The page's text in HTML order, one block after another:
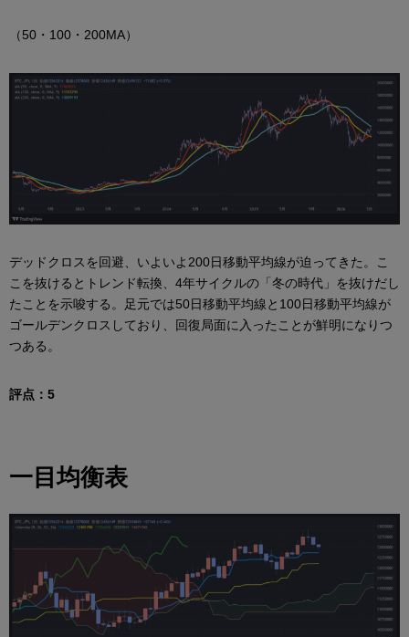
（50・100・200MA）
デッドクロスを回避、いよいよ200日移動平均線が迫ってきた。こ
こを抜けるとトレンド転換、4年サイクルの「冬の時代」を抜けだし
たことを示唆する。足元では50日移動平均線と100日移動平均線が
ゴールデンクロスしており、回復局面に入ったことが鮮明になりつ
つある。
評点：5
一目均衡表